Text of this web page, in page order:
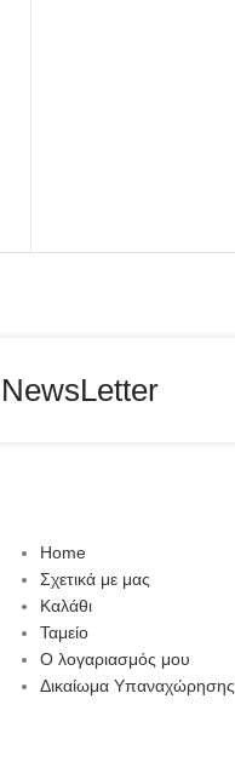
Home
Σχετικά με μας
Καλάθι
Ταμείο
Ο λογαριασμός μου
Δικαίωμα Υπαναχώρησης